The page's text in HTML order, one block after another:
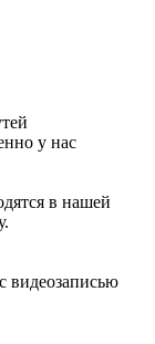
у нас
в нашей
видеозаписью